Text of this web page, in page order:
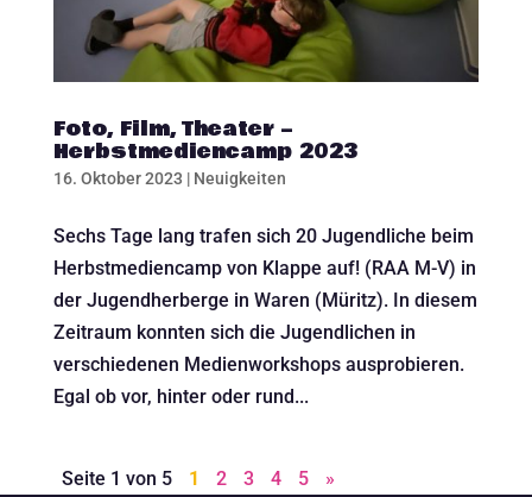
Foto, Film, Theater –
Herbstmediencamp 2023
16. Oktober 2023 | Neuigkeiten
Sechs Tage lang trafen sich 20 Jugendliche beim
Herbstmediencamp von Klappe auf! (RAA M-V) in
der Jugendherberge in Waren (Müritz). In diesem
Zeitraum konnten sich die Jugendlichen in
verschiedenen Medienworkshops ausprobieren.
Egal ob vor, hinter oder rund...
Seite 1 von 5 1 2 3 4 5 »